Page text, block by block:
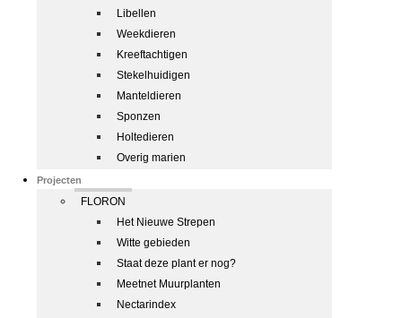
Libellen
Weekdieren
Kreeftachtigen
Stekelhuidigen
Manteldieren
Sponzen
Holtedieren
Overig marien
Projecten
FLORON
Het Nieuwe Strepen
Witte gebieden
Staat deze plant er nog?
Meetnet Muurplanten
Nectarindex